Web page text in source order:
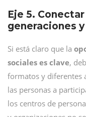
Eje 5.
generaciones
Si está claro que la
sociales es clave,
formatos y diferentes
las personas a
los centros de